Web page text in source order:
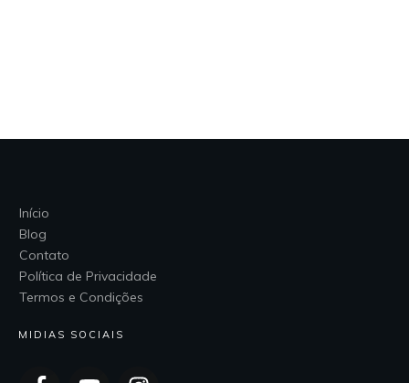
Início
Blog
Contato
Política de Privacidade
Termos e Condições
MIDIAS SOCIAIS